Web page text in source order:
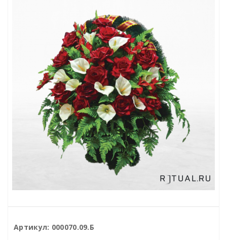
Артикул: 000070.09.Б